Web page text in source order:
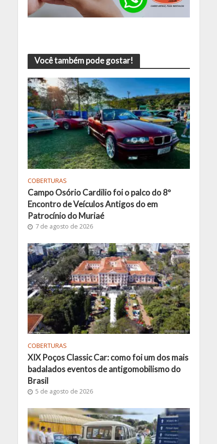
Você também pode gostar!
COBERTURAS
Campo Osório Cardilio foi o palco do 8º
Encontro de Veículos Antigos do em
Patrocínio do Muriaé
7 de agosto de 2026
COBERTURAS
XIX Poços Classic Car: como foi um dos mais
badalados eventos de antigomobilismo do
Brasil
5 de agosto de 2026